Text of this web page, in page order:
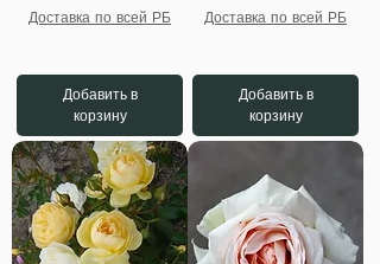
Доставка по всей РБ
Добавить в
корзину
Доставка по всей РБ
Добавить в
корзину